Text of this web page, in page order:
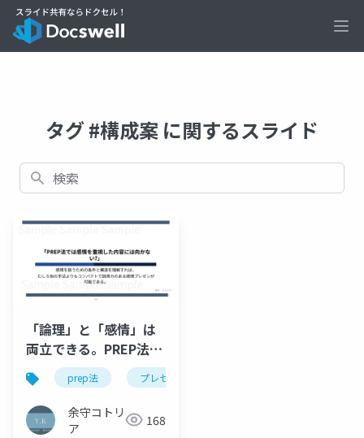
タグ #構成案 に関するスライド
検索
「論理」と「感情」は
両立できる。PREP法に
よるストーリーテリン
グ実践マニュアル
prep法 プレゼン資料
余守コトリ
ア
168